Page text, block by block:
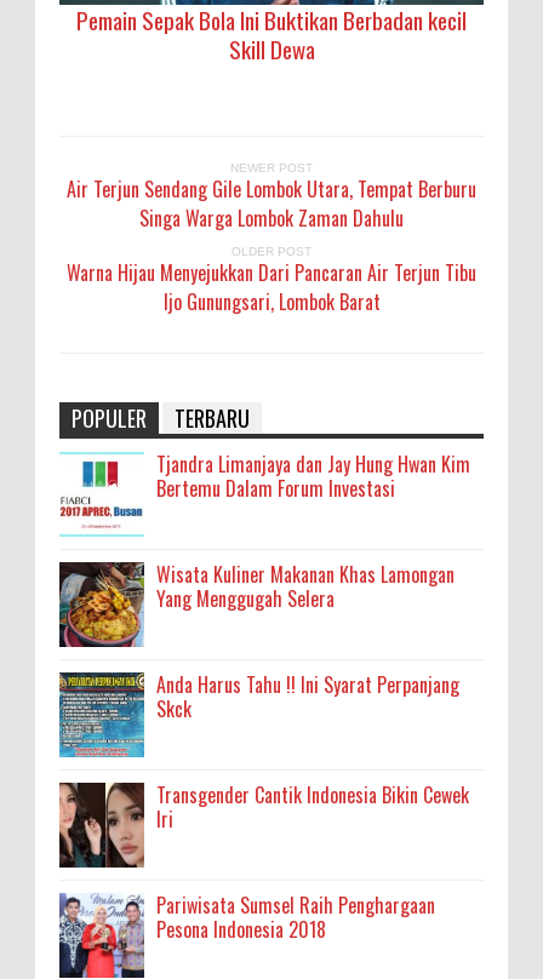
Pemain Sepak Bola Ini Buktikan Berbadan kecil
Skill Dewa
NEWER POST
Air Terjun Sendang Gile Lombok Utara, Tempat Berburu
Singa Warga Lombok Zaman Dahulu
OLDER POST
Warna Hijau Menyejukkan Dari Pancaran Air Terjun Tibu
Ijo Gunungsari, Lombok Barat
POPULER TERBARU
Tjandra Limanjaya dan Jay Hung Hwan Kim
Bertemu Dalam Forum Investasi
Wisata Kuliner Makanan Khas Lamongan
Yang Menggugah Selera
Anda Harus Tahu !! Ini Syarat Perpanjang
Skck
Transgender Cantik Indonesia Bikin Cewek
Iri
Pariwisata Sumsel Raih Penghargaan
Pesona Indonesia 2018